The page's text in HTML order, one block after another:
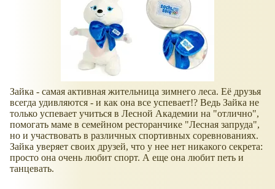
Зайка - самая активная жительница зимнего леса. Её друзья
всегда удивляются - и как она все успевает!? Ведь Зайка не
только успевает учиться в Лесной Академии на "отлично",
помогать маме в семейном ресторанчике "Лесная запруда",
но и участвовать в различных спортивных соревнованиях.
Зайка уверяет своих друзей, что у нее нет никакого секрета:
просто она очень любит спорт. А еще она любит петь и
танцевать.